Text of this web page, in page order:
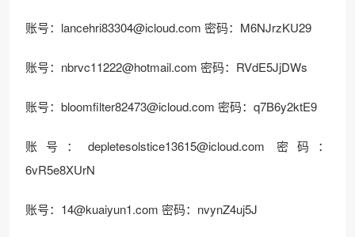
账号： lancehri83304@icloud.com 密码：M6NJrzKU29
账号： nbrvc11222@hotmail.com 密码：RVdE5JjDWs
账号： bloomfilter82473@icloud.com 密码：q7B6y2ktE9
账号： depletesolstice13615@icloud.com 密码：
6vR5e8XUrN
账号： 14@kuaiyun1.com 密码：nvynZ4uj5J